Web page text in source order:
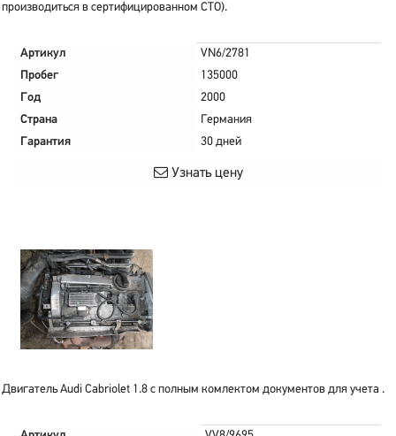
производиться в сертифицированном СТО).
Артикул
VN6/2781
Пробег
135000
Год
2000
Страна
Германия
Гарантия
30 дней
Узнать цену
Двигатель Audi Cabriolet 1.8 с полным комлектом документов для учета .